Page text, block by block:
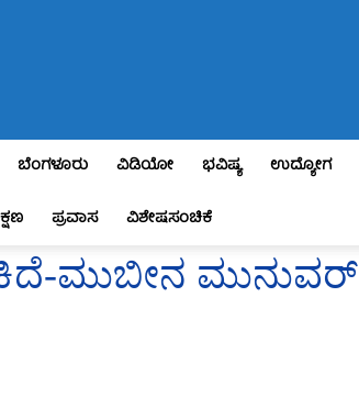
ಬೆಂಗಳೂರು ವಿಡಿಯೋ ಭವಿಷ್ಯ ಉದ್ಯೋಗ
ಪ್ರವಾಸ ವಿಶೇಷಸಂಚಿಕೆ
ಮುಬೀನ ಮುನುವರ್